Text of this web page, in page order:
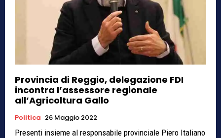
Provincia di Reggio, delegazione FDI
incontra l’assessore regionale
all’Agricoltura Gallo
Politica 26 Maggio 2022
Presenti insieme al responsabile provinciale Piero Italiano